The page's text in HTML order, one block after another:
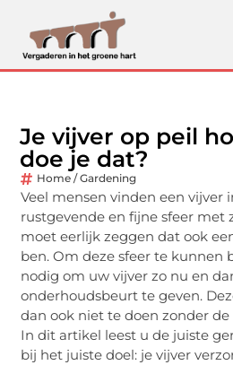
Je vijver op peil
doe je dat?
Home / Gardening
Veel mensen vinden een vijver
rustgevende en fijne sfeer met
moet eerlijk zeggen dat ook
ben. Om deze sfeer te kunnen
nodig om uw vijver zo nu en
onderhoudsbeurt te geven.
dan ook niet te doen zonder
In dit artikel leest u de juiste
bij het juiste doel: je vijver